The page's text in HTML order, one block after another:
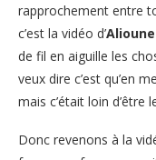
rapprochement entre
c’est la vidéo d’Alioune
de fil en aiguille les
veux dire c’est qu’en
mais c’était loin d’être
Donc revenons à la